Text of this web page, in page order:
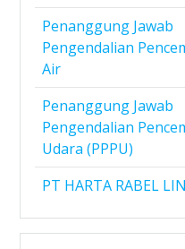
Penanggung Jawab
Pengendalian
Air
Penanggung Jawab
Pengendalian
Udara (PPPU)
PT HARTA RABEL